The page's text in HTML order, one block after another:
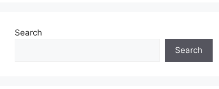
Search
Search